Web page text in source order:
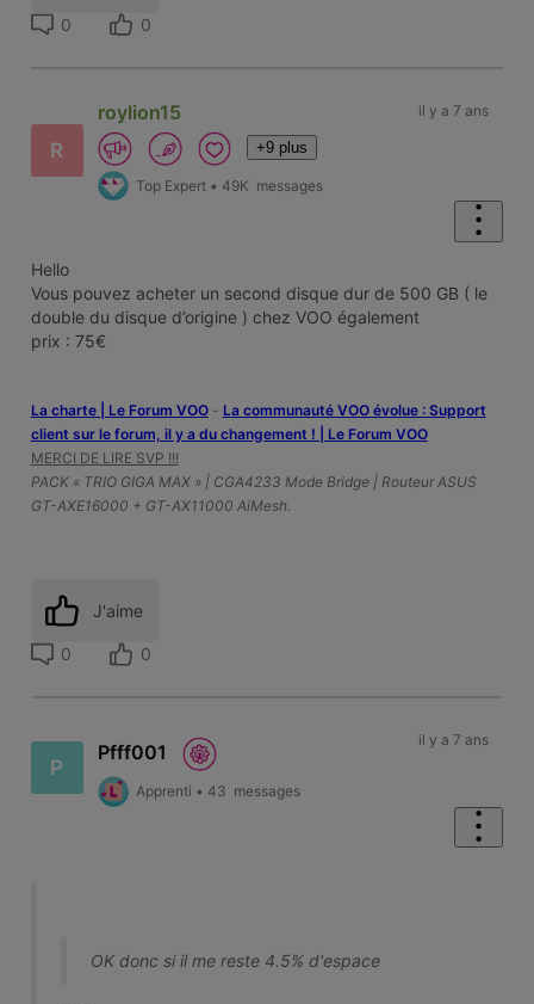
0 0
R
roylion15
+9 plus
Top Expert • 49K messages
il y a 7 ans
Hello
Vous pouvez acheter un second disque dur de 500 GB ( le
double du disque d’origine ) chez VOO également
prix : 75€
La charte | Le Forum VOO- ‎La communauté VOO évolue : Support
client sur le forum, il y a du changement ! | Le Forum VOO
MERCI DE LIRE SVP !!!
PACK « TRIO GIGA MAX » | CGA4233 Mode Bridge | Routeur ASUS
GT-AXE16000 + GT-AX11000 AiMesh.
J'aime
0 0
P
Pfff001
Apprenti • 43 messages
il y a 7 ans
OK donc si il me reste 4.5% d'espace